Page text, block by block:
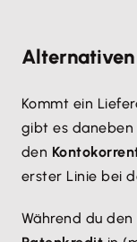
Kommt ein
gibt es daneben
den
erster Linie bei
Während du